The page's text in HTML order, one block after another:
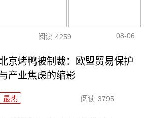
阅读 4259 08-06
京烤鸭被制裁：欧盟贸易保护
产业焦虑的缩影
最热 阅读 3795